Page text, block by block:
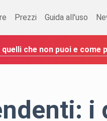
Prezzi Guida all'uso
che non puoi e